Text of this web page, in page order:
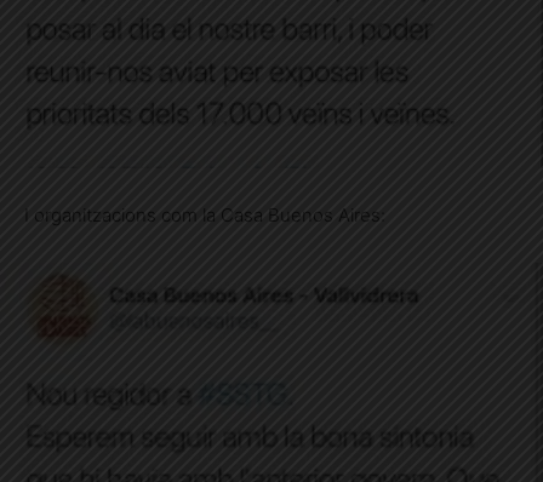
I organitzacions com la Casa Buenos Aires: